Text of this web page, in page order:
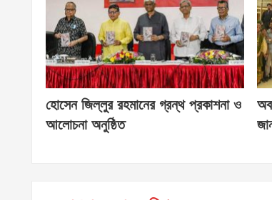
হোসেন জিল্লুর রহমানের গ্রন্থ প্রকাশনা ও
আলোচনা অনুষ্ঠিত